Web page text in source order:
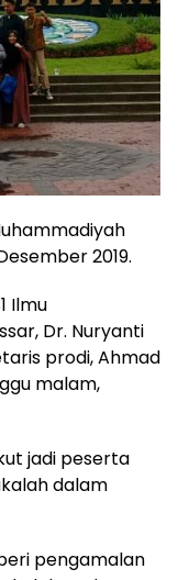
2019.
Ilmu
Dr. Nuryanti
prodi, Ahmad
malam,
jadi peserta
dalam
pengamalan